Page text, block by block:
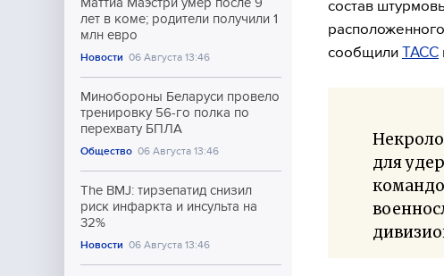
лет в коме; родители получили 1
млн евро
Новости 06 Августа 13:46
Минобороны Беларуси провело
тренировку 56-го полка по
перехвату БПЛА
Общество 06 Августа 13:46
The BMJ: тирзепатид снизил
риск инфаркта и инсульта на
32%
Новости 06 Августа 13:46
состав
сообщили ТАСС
для